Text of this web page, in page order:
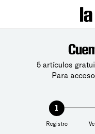
6 artículos
Para
1
Registro